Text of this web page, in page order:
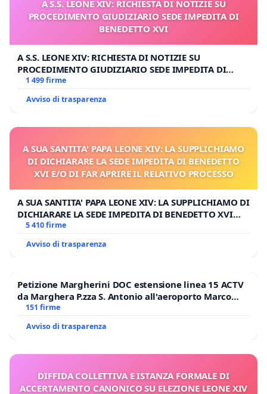
A S.S. LEONE XIV: RICHIESTA DI NOTIZIE SU
PROCEDIMENTO GIUDIZIARIO SEDE IMPEDITA DI
BENEDETTO XVI
A S.S. LEONE XIV: RICHIESTA DI NOTIZIE SU
PROCEDIMENTO GIUDIZIARIO SEDE IMPEDITA DI
BENEDETTO XVI
1 499 firme
Avviso di trasparenza
A SUA SANTITA' PAPA LEONE XIV: LA SUPPLICHIAMO
DI DICHIARARE LA SEDE IMPEDITA DI BENEDETTO
XVI E/O DI FAR APRIRE IL RELATIVO PROCESSO
A SUA SANTITA' PAPA LEONE XIV: LA SUPPLICHIAMO DI
DICHIARARE LA SEDE IMPEDITA DI BENEDETTO XVI
E/O DI FAR APRIRE IL RELATIVO PROCESSO
5 410 firme
Avviso di trasparenza
Petizione Margherini DOC estensione linea 15 ACTV
da Marghera P.zza S. Antonio all'aeroporto Marco
Polo tariffa a € 1,50
151 firme
Avviso di trasparenza
DIFFIDA COLLETTIVA E ISTANZA FORMALE DI
ACCERTAMENTO CANONICO SU ELEZIONE LEONE XIV